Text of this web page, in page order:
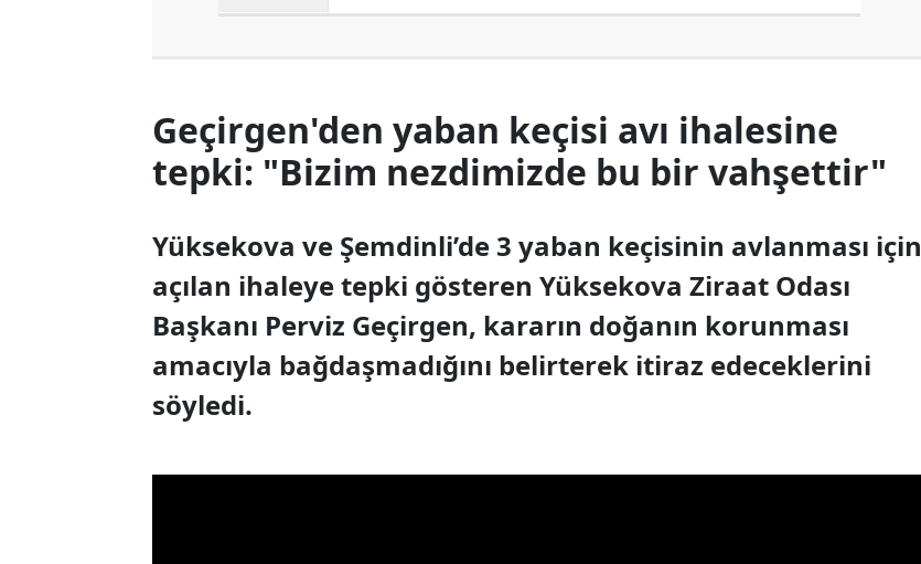
Geçirgen'den yaban keçisi avı ihalesine
tepki: "Bizim nezdimizde bu bir vahşettir"
Yüksekova ve Şemdinli’de 3 yaban keçisinin avlanması için
açılan ihaleye tepki gösteren Yüksekova Ziraat Odası
Başkanı Perviz Geçirgen, kararın doğanın korunması
amacıyla bağdaşmadığını belirterek itiraz edeceklerini
söyledi.